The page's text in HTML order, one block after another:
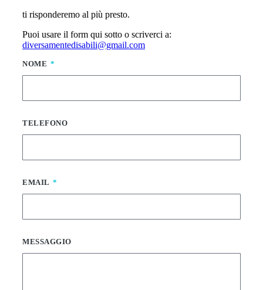
ti risponderemo al più presto.
Puoi usare il form qui sotto o scriverci a:
diversamentedisabili@gmail.com
NOME
TELEFONO
EMAIL
MESSAGGIO